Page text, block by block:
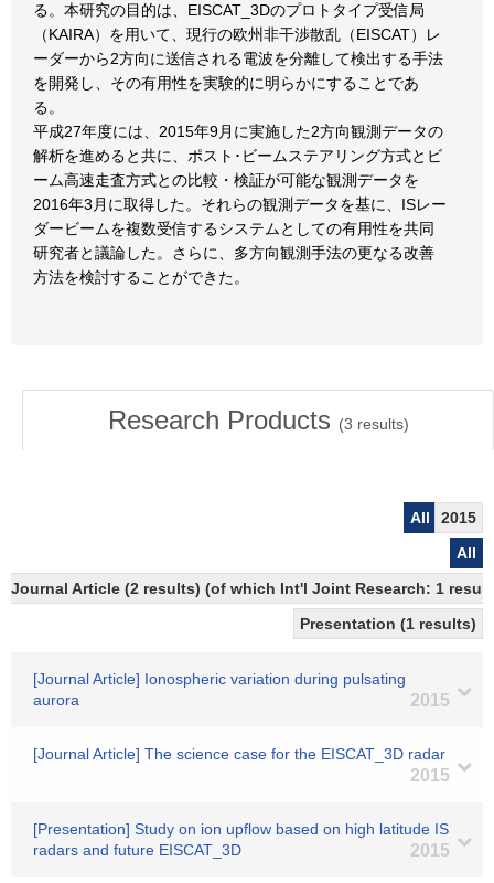
る。本研究の目的は、EISCAT_3Dのプロトタイプ受信局
（KAIRA）を用いて、現行の欧州非干渉散乱（EISCAT）レ
ーダーから2方向に送信される電波を分離して検出する手法
を開発し、その有用性を実験的に明らかにすることであ
る。
平成27年度には、2015年9月に実施した2方向観測データの
解析を進めると共に、ポスト･ビームステアリング方式とビ
ーム高速走査方式との比較・検証が可能な観測データを
2016年3月に取得した。それらの観測データを基に、ISレー
ダービームを複数受信するシステムとしての有用性を共同
研究者と議論した。さらに、多方向観測手法の更なる改善
方法を検討することができた。
Research Products (3 results)
All
2015
All
Journal Article (2 results) (of which Int'l Joint Research: 1
Presentation (1 results)
[Journal Article] Ionospheric variation during pulsating
aurora
2015
[Journal Article] The science case for the EISCAT_3D radar
2015
[Presentation] Study on ion upflow based on high latitude IS
radars and future EISCAT_3D
2015